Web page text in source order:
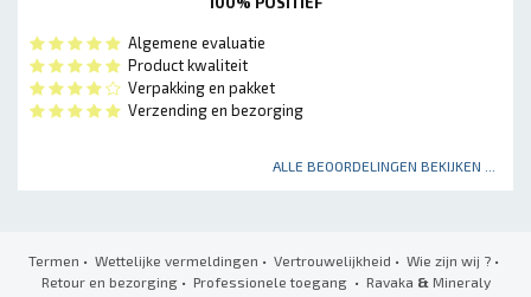
Algemene evaluatie
Product kwaliteit
Verpakking en pakket
Verzending en bezorging
ALLE BEOORDELINGEN BEKIJKEN ...
Termen • Wettelijke vermeldingen • Vertrouwelijkheid • Wie zijn wij ? •
Retour en bezorging• Professionele toegang • Ravaka & Mineraly